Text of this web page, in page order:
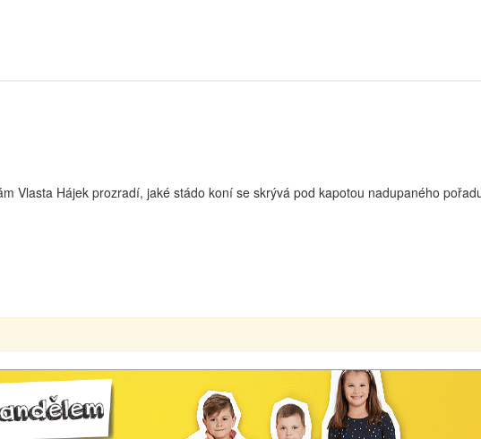
00:00
00:00
Up/Down Arrow keys to increase or decrease volume.
Vlasta Hájek prozradí, jaké stádo koní se skrývá pod kapotou nadupaného